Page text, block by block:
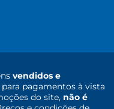
vendidos e
pagamentos à vista
do site, não é